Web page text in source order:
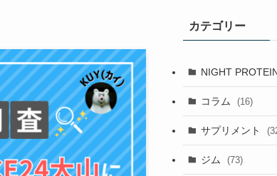
カテゴリー
NIGHT
コラム (16)
サプリメント
ジム (73)